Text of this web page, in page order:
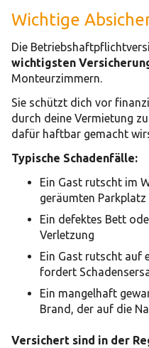
Wichtige
Die
wichtigsten
Monteurzimmern.
Sie schützt dich vor
durch deine Vermietung
dafür haftbar gemacht
Typische Schadenfälle:
Ein Gast rutscht im
geräumten Parkplatz
Ein defektes Bett
Verletzung
Ein Gast rutscht auf
fordert
Ein mangelhaft
Brand, der auf die
Versichert sind in der